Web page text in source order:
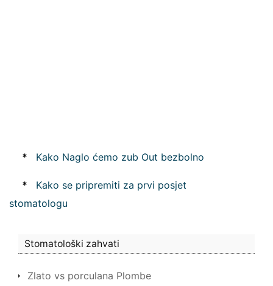
* Kako Naglo ćemo zub Out bezbolno
*
Kako se pripremiti za prvi posjet
stomatologu
Stomatološki zahvati
Zlato vs porculana Plombe